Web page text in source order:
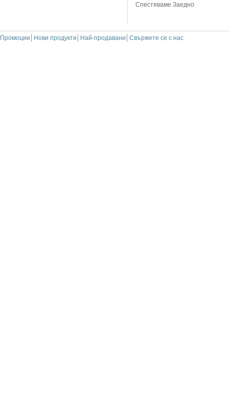
Спестяваме Заедно
Промоции Нови продукти Най-продавани Свържете се с нас